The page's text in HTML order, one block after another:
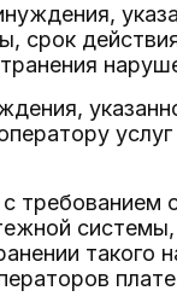
срок
требованием
такого